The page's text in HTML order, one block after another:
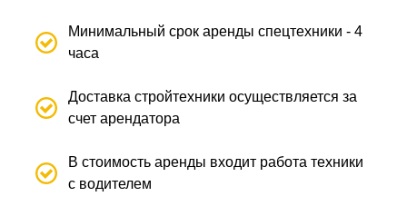
Минимальный срок аренды спецтехники - 4
часа
Доставка стройтехники осуществляется за
счет арендатора
В стоимость аренды входит работа техники
с водителем